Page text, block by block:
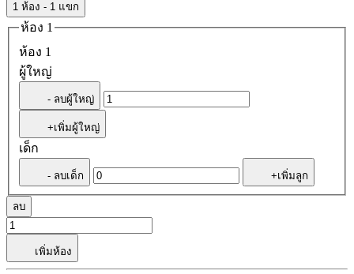
1 ห้อง - 1 แขก
ห้อง 1
ห้อง 1
ผู้ใหญ่
- ลบผู้ใหญ่
+เพิ่มผู้ใหญ่
เด็ก
- ลบเด็ก +เพิ่มลูก
ลบ
เพิ่มห้อง